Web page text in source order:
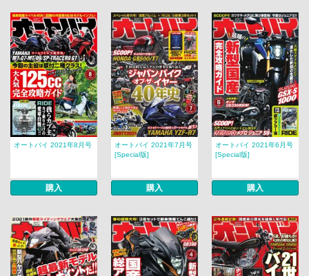
オートバイ 2021年8月号
購入
オートバイ 2021年7月号
[Special版]
購入
オートバイ 2021年6月号
[Special版]
購入